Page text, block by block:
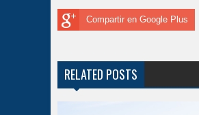
Compartir en Google Plus
RELATED POSTS